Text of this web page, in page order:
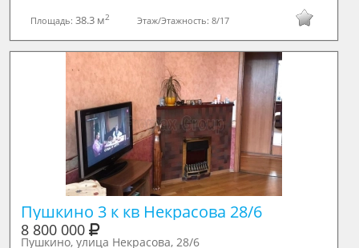
Площадь: 38.3 м2 Этаж/Этажность: 8/17
Пушкино 3 к кв Некрасова 28/6
8 800 000
Пушкино, улица Некрасова, 28/6